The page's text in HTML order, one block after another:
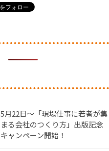
5月22日〜「現場仕事に若者が集
まる会社のつくり方」出版記念
キャンペーン開始！